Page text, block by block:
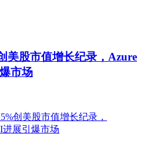
美股市值增长纪录，Azure
市场